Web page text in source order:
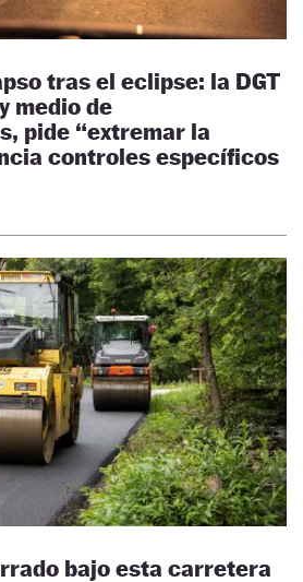
tras el eclipse: la DGT
medio de
pide “extremar la
controles específicos
bajo esta carretera